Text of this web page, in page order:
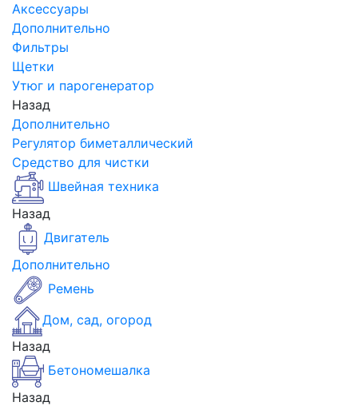
Аксессуары
Дополнительно
Фильтры
Щетки
Утюг и парогенератор
Назад
Дополнительно
Регулятор биметаллический
Средство для чистки
Швейная техника
Назад
Двигатель
Дополнительно
Ремень
Дом, сад, огород
Назад
Бетономешалка
Назад